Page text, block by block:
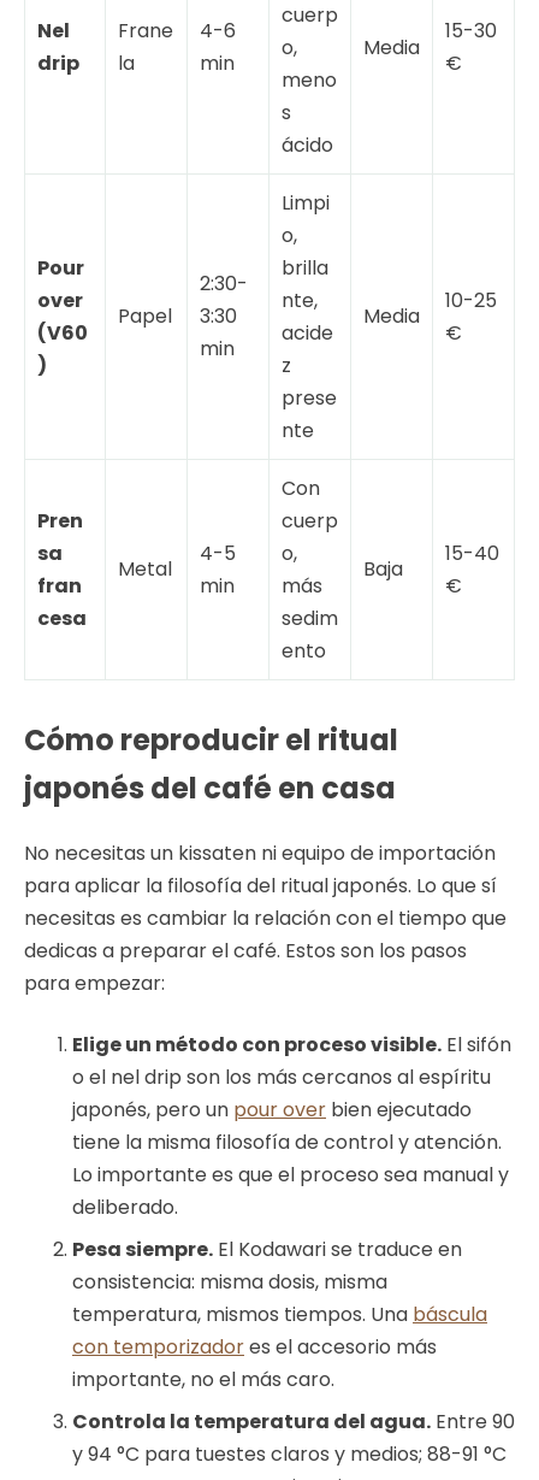
Nel
drip
Frane
la
4-6
min
cuerp
o,
meno
s
ácido
Media
15-30
€
Pour
over
(V60
)
Papel
2:30-
3:30
min
Limpi
o,
brilla
nte,
acide
z
prese
nte
Media
10-25
€
Pren
sa
fran
cesa
Metal
4-5
min
Con
cuerp
o,
más
sedim
ento
Baja
15-40
€
Cómo reproducir el ritual
japonés del café en casa
No necesitas un kissaten ni equipo de importación
para aplicar la filosofía del ritual japonés. Lo que sí
necesitas es cambiar la relación con el tiempo que
dedicas a preparar el café. Estos son los pasos
para empezar:
Elige un método con proceso visible. El sifón
o el nel drip son los más cercanos al espíritu
japonés, pero un pour over bien ejecutado
tiene la misma filosofía de control y atención.
Lo importante es que el proceso sea manual y
deliberado.
Pesa siempre. El Kodawari se traduce en
consistencia: misma dosis, misma
temperatura, mismos tiempos. Una báscula
con temporizadores el accesorio más
importante, no el más caro.
Controla la temperatura del agua. Entre 90
y 94 °C para tuestes claros y medios; 88-91 °C